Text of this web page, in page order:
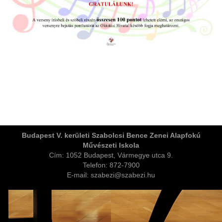
Budapest V. kerületi Szabolcsi Bence Zenei Alapfokú
Művészeti Iskola
Cím: 1052 Budapest, Vármegye utca 9.
Telefon: 872-7900
E-mail: szabezi@szabezi.hu